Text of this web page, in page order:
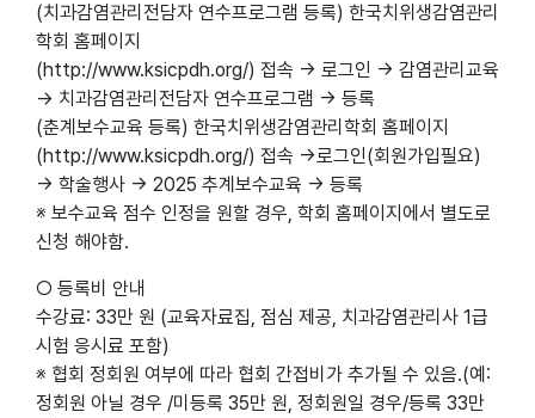
(치과감염관리전담자 연수프로그램 등록) 한국치위생감염관리
학회 홈페이지
(http://www.ksicpdh.org/) 접속 → 로그인 → 감염관리교육
→ 치과감염관리전담자 연수프로그램 → 등록
(춘계보수교육 등록) 한국치위생감염관리학회 홈페이지
(http://www.ksicpdh.org/) 접속 →로그인(회원가입필요)
→ 학술행사 → 2025 추계보수교육 → 등록
※ 보수교육 점수 인정을 원할 경우, 학회 홈페이지에서 별도로
신청 해야함.
○ 등록비 안내
수강료: 33만 원 (교육자료집, 점심 제공, 치과감염관리사 1급
시험 응시료 포함)
※ 협회 정회원 여부에 따라 협회 간접비가 추가될 수 있음.(예:
정회원 아닐 경우 /미등록 35만 원, 정회원일 경우/등록 33만